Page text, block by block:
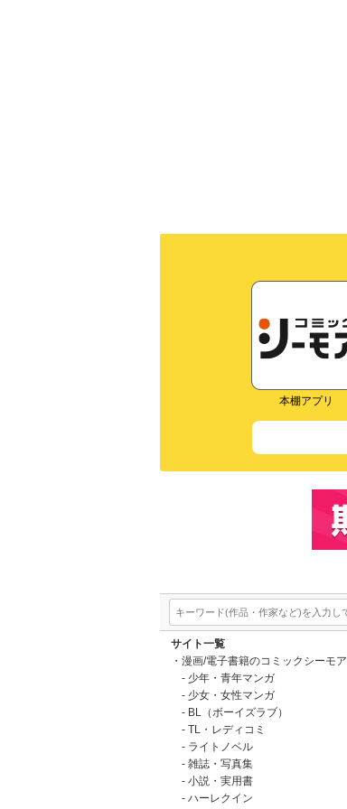
本棚アプリ
サイト一覧
漫画/電子書籍のコミックシーモア
少年・青年マンガ
少女・女性マンガ
BL（ボーイズラブ）
TL・レディコミ
ライトノベル
雑誌・写真集
小説・実用書
ハーレクイン